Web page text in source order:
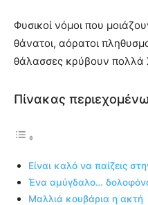
Φυσικοί νόμοι που
θάνατοι, αόρατοι
θάλασσες κρύβουν πολλά
Πίνακας
Είναι καλό να παίζεις
Ένα αμύγδαλο…
Μαλλιά κουβάρια η ακτή